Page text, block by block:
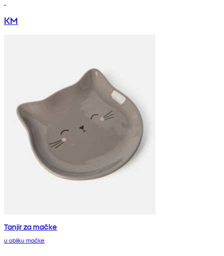
KM
Tanjir za mačke
u obliku mačke